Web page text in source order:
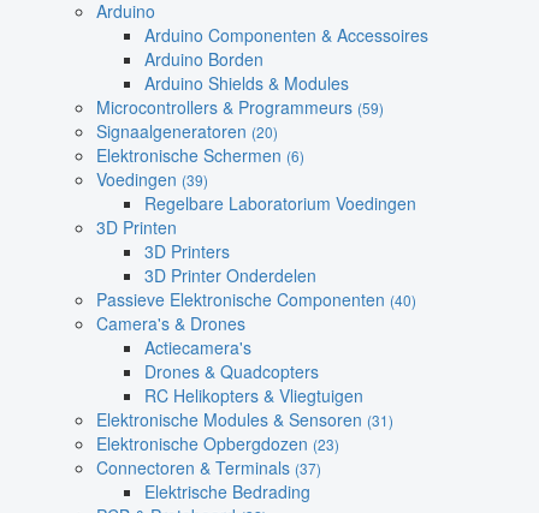
Arduino
Arduino Componenten & Accessoires
Arduino Borden
Arduino Shields & Modules
Microcontrollers & Programmeurs (59)
Signaalgeneratoren (20)
Elektronische Schermen (6)
Voedingen (39)
Regelbare Laboratorium Voedingen
3D Printen
3D Printers
3D Printer Onderdelen
Passieve Elektronische Componenten (40)
Camera's & Drones
Actiecamera's
Drones & Quadcopters
RC Helikopters & Vliegtuigen
Elektronische Modules & Sensoren (31)
Elektronische Opbergdozen (23)
Connectoren & Terminals (37)
Elektrische Bedrading